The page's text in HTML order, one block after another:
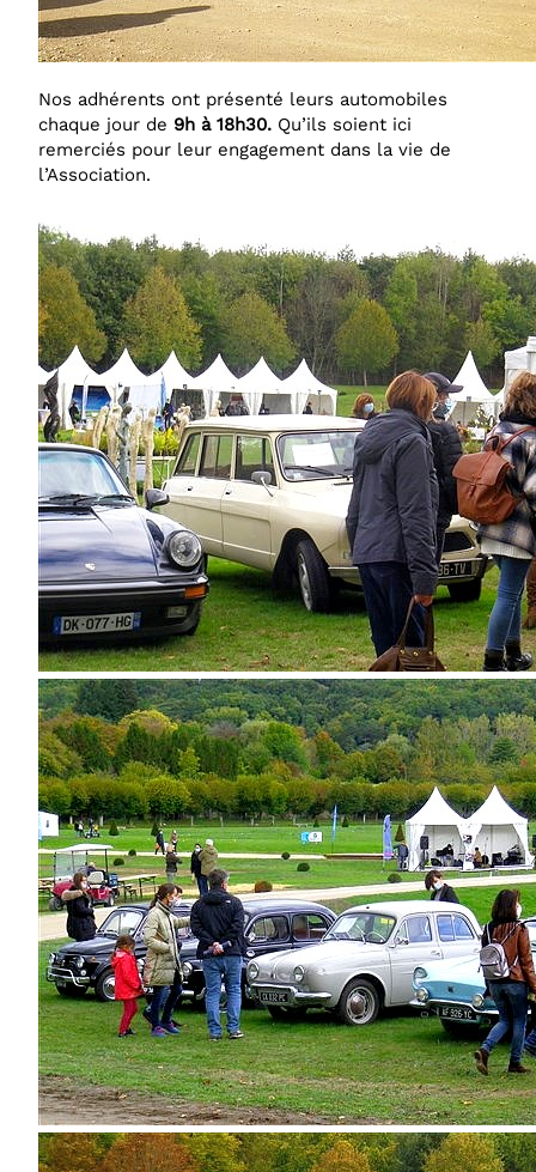
Nos adhérents ont présenté leurs automobiles
chaque jour de 9h à 18h30. Qu’ils soient ici
remerciés pour leur engagement dans la vie de
l’Association.